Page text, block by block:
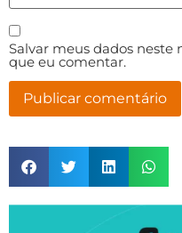
Salvar meus dados neste
que eu comentar.